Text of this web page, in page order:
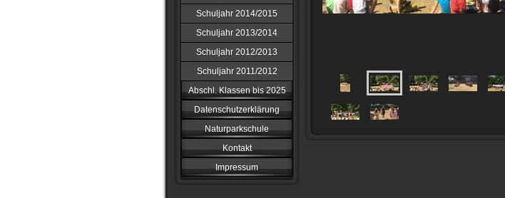
Schuljahr 2014/2015
Schuljahr 2013/2014
Schuljahr 2012/2013
Schuljahr 2011/2012
Abschl. Klassen bis 2025
Datenschutzerklärung
Naturparkschule
Kontakt
Impressum